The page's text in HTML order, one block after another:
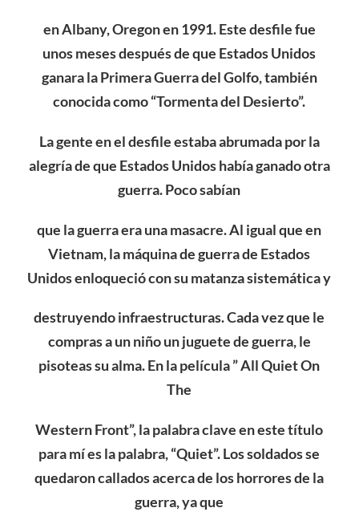
en Albany, Oregon en 1991. Este desfile fue
unos meses después de que Estados Unidos
ganara la Primera Guerra del Golfo, también
conocida como “Tormenta del Desierto”.
La gente en el desfile estaba abrumada por la
alegría de que Estados Unidos había ganado otra
guerra.Poco sabían
que la guerra era una masacre. Al igual que en
Vietnam, la máquina de guerra de Estados
Unidosenloqueció con su matanza sistemática y
destruyendo infraestructuras. Cada vez que le
compras a un niño un juguete de guerra, le
pisoteas su alma. En la película ” All Quiet On
The
Western Front”, la palabra clave en este título
para mí es la palabra, “Quiet”.Los soldados se
quedaron callados acerca de los horrores de la
guerra, ya que